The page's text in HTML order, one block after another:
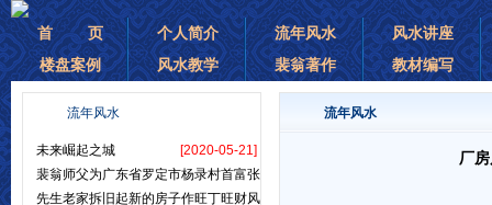
首 页 个人简介 流年风水
风水讲座
楼盘案例
风水教学 裴翁著作 教材编写
流年风水
未来崛起之城
[2020-05-21]
裴翁师父为广东省罗定市杨录村首富张
先生老家拆旧起新的房子作旺丁旺财风
流年风水
厂